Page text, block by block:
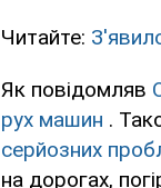
Читайте:
Як повідомляв
рух машин .
серйозних
на дорогах,